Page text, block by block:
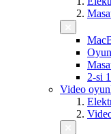
2-si
Video